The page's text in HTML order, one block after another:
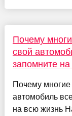
Почему
свой
запомните
Почему
автомобиль
на всю жизнь